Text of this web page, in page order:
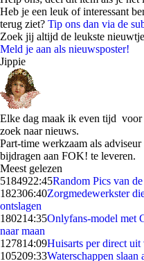
Heb je een leuk of interessant
terug ziet? Tip ons dan via de
Zoek jij altijd de leukste
Meld je aan als nieuwsposter!
Jippie
Elke dag maak ik even tijd voor
zoek naar nieuws.
Part-time werkzaam als
bijdragen aan FOK! te leveren.
Meest gelezen
5184922:45Random Pics van
182306:40Zorgmedewerkster
ontslagen
180214:35Onlyfans-model met
naar maan
127814:09Huisarts per direct
105209:33Waterschappen slaan